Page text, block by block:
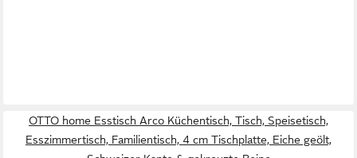
OTTO home Esstisch Arco Küchentisch, Tisch, Speisetisch,
Esszimmertisch, Familientisch, 4 cm Tischplatte, Eiche geölt,